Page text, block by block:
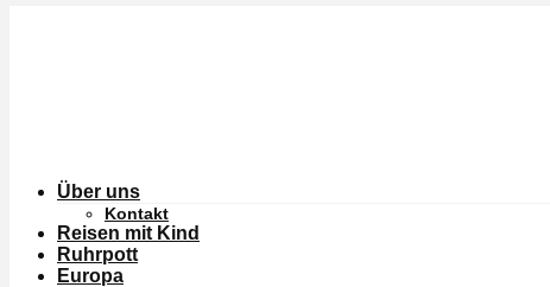
Über uns
Kontakt
Reisen mit Kind
Ruhrpott
Europa